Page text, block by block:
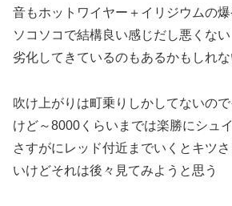
音もホットワイヤー＋イリジウムの
ソコソコで結構良い感じだし悪くない
劣化してきているのもあるかもしれ
吹け上がりは町乗りしかしてないの
けど～8000くらいまでは楽勝にシュ
さすがにレッド付近までいくとキツ
いけどそれは後々見てみようと思う